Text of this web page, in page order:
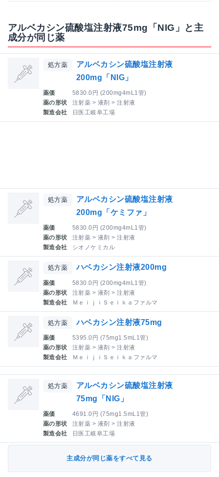
アルベカシン硫酸塩注射液75mg「NIG」と主
成分が同じ薬
処方薬
アルベカシン硫酸塩注射液
200mg「NIG」
薬価
5830.0円 (200mg4mL1管)
薬の形状
注射薬 > 液剤 > 注射液
製造会社
日医工岐阜工場
処方薬
アルベカシン硫酸塩注射液
200mg「ケミファ」
薬価
5830.0円 (200mg4mL1管)
薬の形状
注射薬 > 液剤 > 注射液
製造会社
シオノケミカル
処方薬 ハベカシン注射液200mg
薬価
5830.0円 (200mg4mL1管)
薬の形状
注射薬 > 液剤 > 注射液
製造会社
ＭｅｉｊｉＳｅｉｋａファルマ
処方薬 ハベカシン注射液75mg
薬価
5395.0円 (75mg1.5mL1管)
薬の形状
注射薬 > 液剤 > 注射液
製造会社
ＭｅｉｊｉＳｅｉｋａファルマ
処方薬
アルベカシン硫酸塩注射液
75mg「NIG」
薬価
4691.0円 (75mg1.5mL1管)
薬の形状
注射薬 > 液剤 > 注射液
製造会社
日医工岐阜工場
主成分が同じ薬をすべて見る